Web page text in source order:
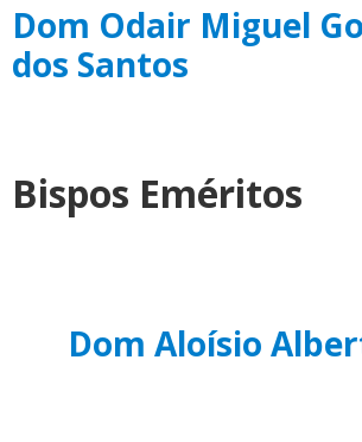
Dom Odair Miguel
dos Santos
Bispos Eméritos
Dom Aloísio